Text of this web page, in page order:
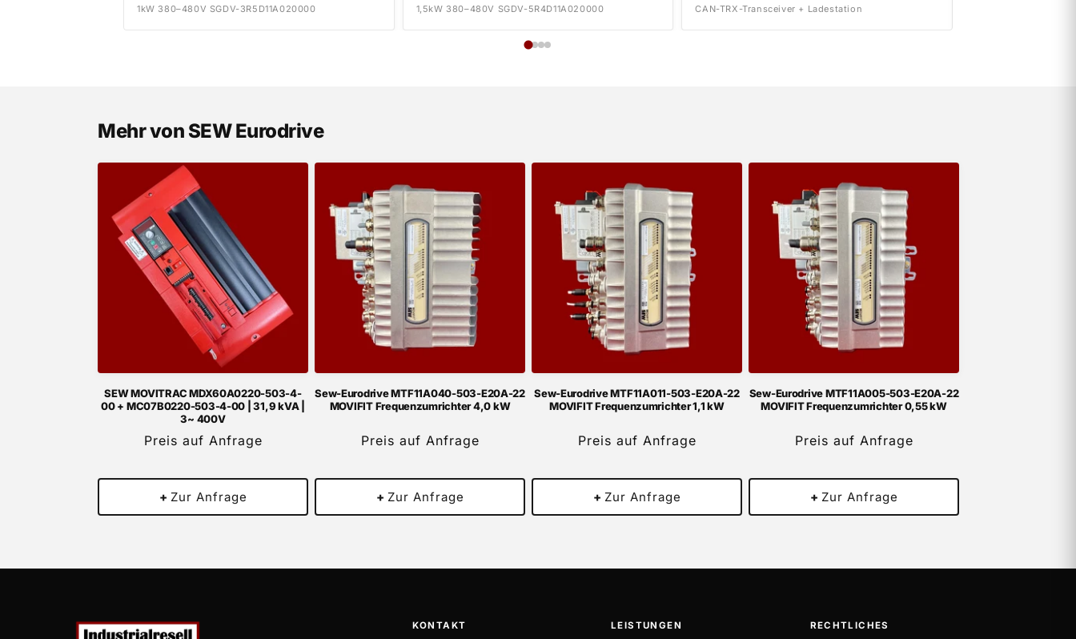
1kW 380–480V SGDV-3R5D11A020000
1,5kW 380–480V SGDV-5R4D11A020000
CAN-TRX-Transceiver + Ladestation
Mehr von SEW Eurodrive
SEW MOVITRAC MDX60A0220-503-4-
00 + MC07B0220-503-4-00 | 31,9 kVA |
3~ 400V
Preis auf Anfrage
+ Zur Anfrage
Sew-Eurodrive MTF11A040-503-E20A-22
MOVIFIT Frequenzumrichter 4,0 kW
Preis auf Anfrage
+ Zur Anfrage
Sew-Eurodrive MTF11A011-503-E20A-22
MOVIFIT Frequenzumrichter 1,1 kW
Preis auf Anfrage
+ Zur Anfrage
Sew-Eurodrive MTF11A005-503-E20A-22
MOVIFIT Frequenzumrichter 0,55 kW
Preis auf Anfrage
+ Zur Anfrage
KONTAKT LEISTUNGEN RECHTLICHES